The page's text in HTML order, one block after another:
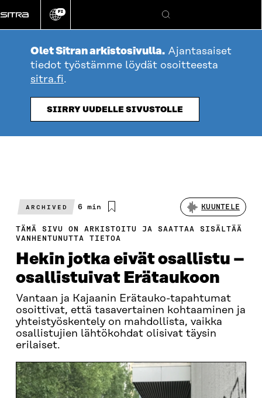
suoraan
sisältöön
Vaihda
kieli
FI
Hae
Olet Sitran arkistosivulla. Ajantasaiset
tiedot työstämme löydät osoitteesta
sitra.fi.
SIIRRY UUDELLE SIVUSTOLLE
ARCHIVED
Arvioitu
6 min KUUNTELE
TÄMÄ SIVU ON ARKISTOITU JA SAATTAA SISÄLTÄÄ
VANHENTUNUTTA TIETOA
Hekin jotka eivät osallistu –
osallistuivat Erätaukoon
Vantaan ja Kajaanin Erätauko-tapahtumat
osoittivat, että tasavertainen kohtaaminen ja
yhteistyöskentely on mahdollista, vaikka
osallistujien lähtökohdat olisivat täysin
erilaiset.